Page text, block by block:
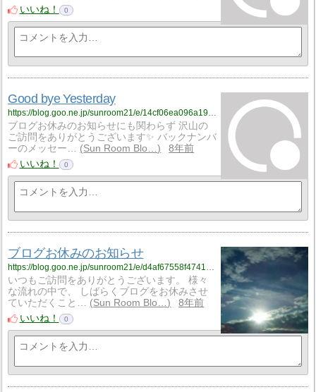
いいね！
0
Good bye Yesterday
https://blog.goo.ne.jp/sunroom21/e/14cf06ea096a19e8250269962538c074?fm=rss
ブログお休みのお知らせにも関わらず 沢山の
ご訪問をありがとうございます✨ バックナンバ
ーのメッセー…
Sun Room Blo…
8年前
いいね！
0
ブログお休みのお知らせ
https://blog.goo.ne.jp/sunroom21/e/d4af67558f4741214cd357ea7e79bb34?fm=rss
いつもご訪問をありがとうございます。 様々
な流れの中で、 しばらくブログをお休みさせ
ていただくこと…
Sun Room Blo…
8年前
いいね！
0